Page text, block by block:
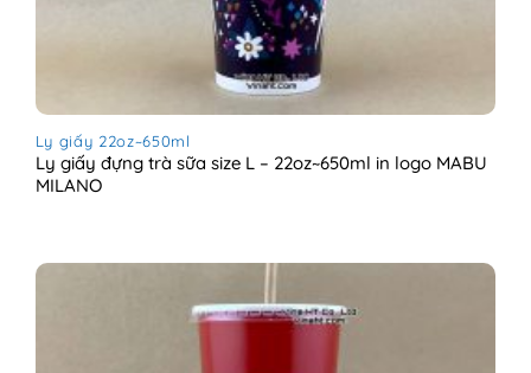
Ly giấy 22oz~650ml
Ly giấy đựng trà sữa size L – 22oz~650ml in logo MABU
MILANO